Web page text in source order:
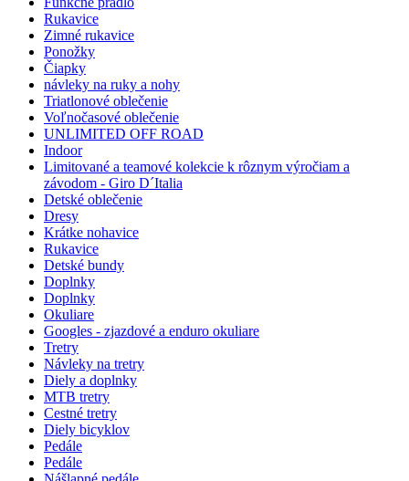
Rukavice
Zimné rukavice
Ponožky
Čiapky
návleky na ruky a nohy
Triatlonové oblečenie
Voľnočasové oblečenie
UNLIMITED OFF ROAD
Indoor
Limitované a teamové kolekcie k rôznym výročiam a
závodom - Giro D´Italia
Detské oblečenie
Dresy
Krátke nohavice
Rukavice
Detské bundy
Doplnky
Doplnky
Okuliare
Googles - zjazdové a enduro okuliare
Tretry
Návleky na tretry
Diely a doplnky
MTB tretry
Cestné tretry
Diely bicyklov
Pedále
Pedále